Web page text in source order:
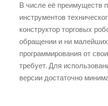
В числе её преимуществ
инструментов
конструктор торговых
обращении и ни
программирования от
требует. Для
версии достаточно